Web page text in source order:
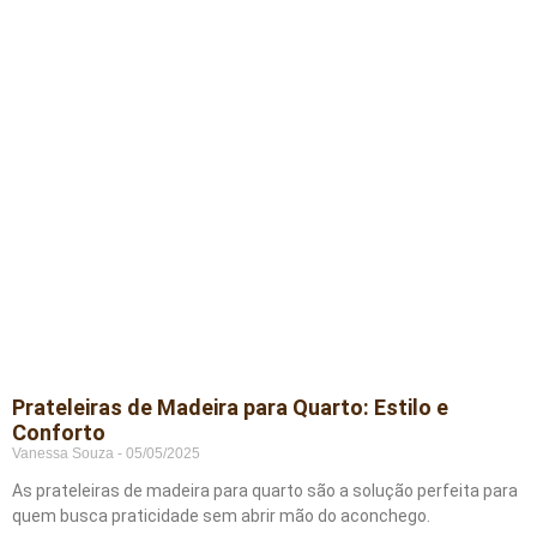
Prateleiras de Madeira para Quarto: Estilo e
Conforto
Vanessa Souza 05/05/2025
As prateleiras de madeira para quarto são a solução perfeita para
quem busca praticidade sem abrir mão do aconchego.